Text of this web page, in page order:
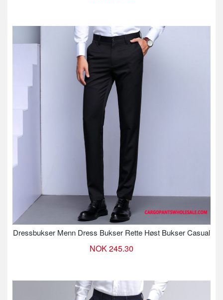
Dressbukser Menn Dress Bukser Rette Høst Bukser Casual
NOK 245.30